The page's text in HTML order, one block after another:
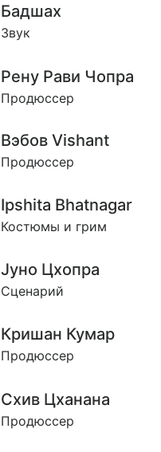
Бадшах
Звук
Рену Рави Чопра
Продюссер
Вэбов Vishant
Продюссер
Ipshita Bhatnagar
Костюмы и грим
Jуно Цхопра
Сценарий
Кришан Кумар
Продюссер
Схив Цханана
Продюссер